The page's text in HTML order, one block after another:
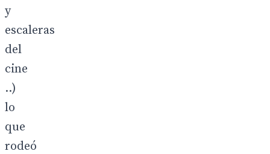
y
escaleras
del
cine
..)
lo
que
rodeó